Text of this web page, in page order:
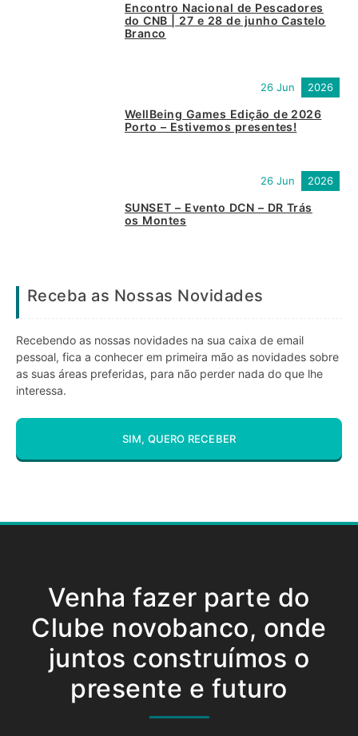
Encontro Nacional de Pescadores
do CNB | 27 e 28 de junho Castelo
Branco
WellBeing Games Edição de 2026
Porto – Estivemos presentes!
26 Jun 2026
SUNSET – Evento DCN – DR Trás
os Montes
26 Jun 2026
Receba as Nossas Novidades
Recebendo as nossas novidades na sua caixa de email
pessoal, fica a conhecer em primeira mão as novidades sobre
as suas áreas preferidas, para não perder nada do que lhe
interessa.
SIM, QUERO RECEBER
Venha fazer parte do
Clube novobanco, onde
juntos construímos o
presente e futuro